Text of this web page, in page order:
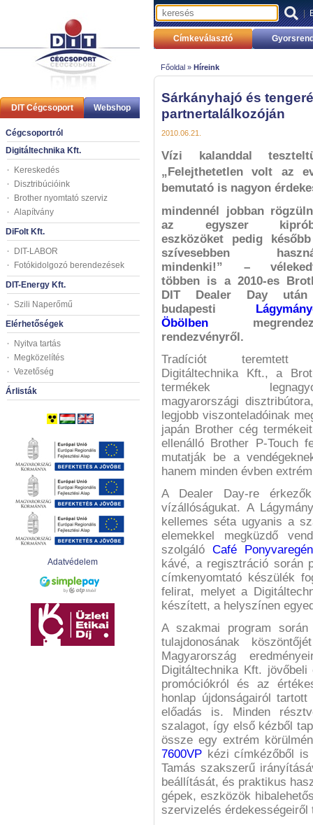
DIT Cégcsoport Webshop
Cégcsoportról
Digitáltechnika Kft.
Kereskedés
Disztribúcióink
Brother nyomtató szerviz
Alapítvány
DiFolt Kft.
DIT-LABOR
Fotókidolgozó berendezések
DIT-Energy Kft.
Szili Naperőmű
Elérhetőségek
Nyitva tartás
Megközelítés
Vezetőség
Árlisták
Adatvédelem
|
Címkeválasztó
Főoldal » Híreink
Sárkányhajó és
partnertalálkozóján
2010.06.21.
Vízi kalanddal
„Felejthetetlen volt az
bemutató is nagyon
mindennél jobban
az egyszer
eszközöket pedig
szívesebben
mindenki!” –
többen is a 2010-es
DIT Dealer Day
budapesti
Öbölben
rendezvényről.
Tradíciót
Digitáltechnika Kft., a
termékek
magyarországi
legjobb viszonteladóinak
japán Brother cég
ellenálló Brother P-Touch
mutatják be a
hanem minden évben
A Dealer Day-re
vízállóságukat. A
kellemes séta ugyanis a
elemekkel megküzdő
szolgáló Café
kávé, a regisztráció során
címkenyomtató készülék
felirat, melyet a
készített, a helyszínen
A szakmai program
tulajdonosának
Magyarország
Digitáltechnika Kft.
promóciókról és az
honlap újdonságairól
előadás is. Minden
szalagot, így első kézből
össze egy extrém
7600VP kézi címkézőből is
Tamás szakszerű
beállítását, és praktikus
gépek, eszközök
szervizelés érdekességeiről